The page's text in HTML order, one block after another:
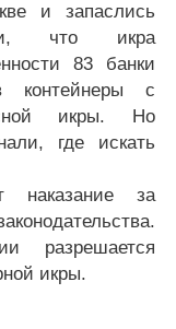
и запаслись
что икра
83 банки
контейнеры с
икры. Но
где искать
наказание за
разрешается
икры.